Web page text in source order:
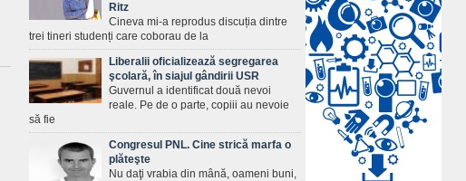
Ritz
Cineva mi-a reprodus discuția dintre
trei tineri studenți care coborau de la
Liberalii oficializează segregarea
şcolară, în siajul gândirii USR
Guvernul a identificat două nevoi
reale. Pe de o parte, copiii au nevoie
să fie
Congresul PNL. Cine strică marfa o
plăteşte
Nu daţi vrabia din mână, oameni buni,